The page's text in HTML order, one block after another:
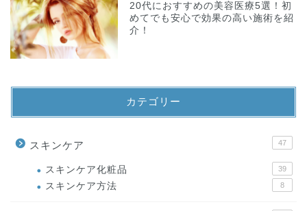
20代におすすめの美容医療5選！初
めてでも安心で効果の高い施術を紹
介！
カテゴリー
スキンケア 47
スキンケア化粧品 39
スキンケア方法 8